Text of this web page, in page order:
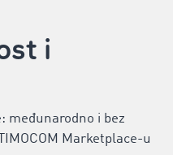
i
međunarodno i bez
Marketplace-u